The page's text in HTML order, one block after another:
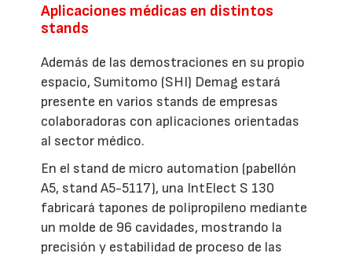
Aplicaciones médicas en distintos
stands
Además de las demostraciones en su propio
espacio, Sumitomo (SHI) Demag estará
presente en varios stands de empresas
colaboradoras con aplicaciones orientadas
al sector médico.
En el stand de micro automation (pabellón
A5, stand A5-5117), una IntElect S 130
fabricará tapones de polipropileno mediante
un molde de 96 cavidades, mostrando la
precisión y estabilidad de proceso de las